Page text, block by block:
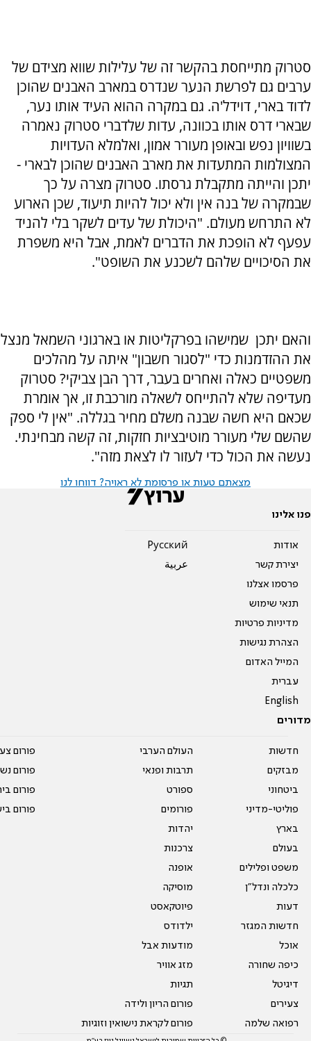
סטרוק מתייחסת בהקשר זה של עלילות שווא מצידם של
ערבים גם לפרשת הנער שנדרס במארב האבנים שהוכן
לדוד בארי, דוידל'ה. גם במקרה ההוא העיד אותו נער,
שבארי דרס אותו בכוונה, עדות שלדברי סטרוק נאמרה
בשוויון נפש ובאופן מעורר אמון, ואלמלא העדויות
המצולמות המתעדות את מארב האבנים שהוכן לבארי -
יתכן והייתה מתקבלת גרסתו. סטרוק מצרה על כך
שבמקרה של בנה אין ולא יכול להיות תיעוד, שכן הארוע
לא התרחש מעולם. "היכולת של עדים לשקר בלי להניד
עפעף לא הופכת את הדברים לאמת, אבל היא משפרת
את הסיכויים שלהם לשכנע את השופט".
והאם יתכן שמישהו בפרקליטות או בארגוני השמאל מנצל
את ההזדמנות כדי "לסגור חשבון" איתה על מהלכים
משפטיים כאלה ואחרים בעבר, דרך הבן צביקי? סטרוק
מעדיפה שלא להתייחס לשאלה מורכבת זו, אך אומרת
שכאם היא חשה שבנה משלם מחיר בגללה. "אין לי ספק
שהשם שלי מעורר מוטיבציות חזקות, זה קשה מבחינתי.
נעשה את הכול כדי לעזור לו לצאת מזה".
מצאתם טעות או פרסומת לא ראויה? דווחו לנו
פנו אלינו
אודות
יצירת קשר
פרסמו אצלנו
תנאי שימוש
מדיניות פרטיות
הצהרת נגישות
המייל האדום
עברית
English
Pусский
عربية
מדורים
חדשות
מבזקים
ביטחוני
פוליטי-מדיני
בארץ
בעולם
משפט ופלילים
כלכלה ונדל"ן
דעות
חדשות המגזר
אוכל
כיפה שחורה
דיגיטל
צעירים
רפואה שלמה
העולם הערבי
תרבות ופנאי
ספורט
פורומים
יהדות
צרכנות
אופנה
מוסיקה
פיוטקאסט
ילדודס
מודעות אבל
מזג אוויר
תגיות
פורום הריון ולידה
פורום לקראת נישואין וזוגיות
פורום
פורום
פורום
פורום